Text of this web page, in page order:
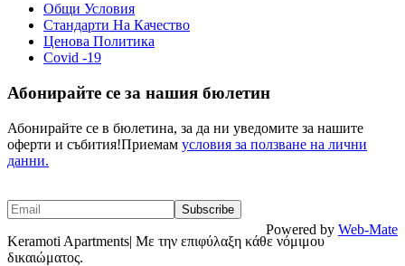
Общи Условия
Стандарти На Качество
Ценова Политика
Covid -19
Абонирайте се за нашия бюлетин
Абонирайте се в бюлетина, за да ни уведомите за нашите
оферти и събития!Приемам условия за ползване на лични
данни.
Keramoti Apartments| Με την επιφύλαξη κάθε νόμιμου
δικαιώματος.
Powered by Web-Mate